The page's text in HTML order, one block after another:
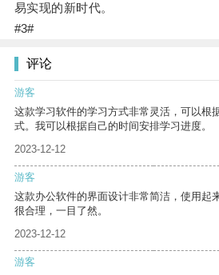
易实现的新时代。
#3#
评论
游客
这款学习软件的学习方式非常灵活，可以根
式。我可以根据自己的时间安排学习进度。
2023-12-12
游客
这款办公软件的界面设计非常简洁，使用起
很合理，一目了然。
2023-12-12
游客